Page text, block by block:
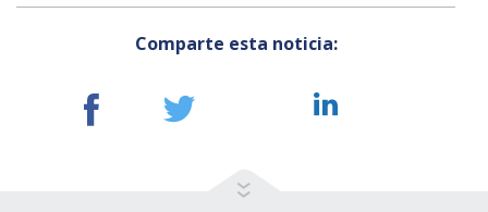
Comparte esta noticia: